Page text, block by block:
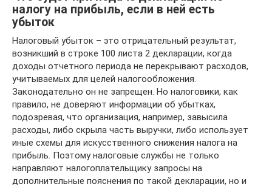
налогу на прибыль, если в ней есть
убыток
Налоговый убыток – это отрицательный результат,
возникший в строке 100 листа 2 декларации, когда
доходы отчетного периода не перекрывают расходов,
учитываемых для целей налогообложения.
Законодательно он не запрещен. Но налоговики, как
правило, не доверяют информации об убытках,
подозревая, что организация, например, завысила
расходы, либо скрыла часть выручки, либо использует
иные схемы для искусственного снижения налога на
прибыль. Поэтому налоговые службы не только
направляют налогоплательщику запросы на
дополнительные пояснения по такой декларации, но и